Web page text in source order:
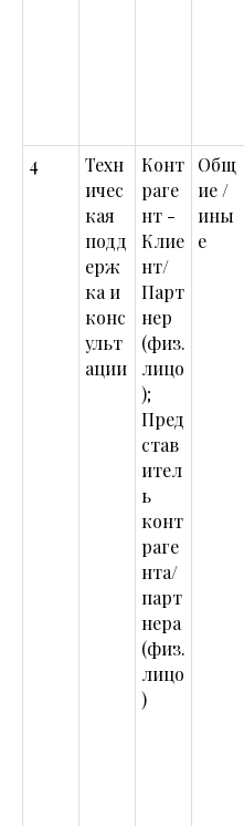
4
Техн
ичес
кая
подд
ерж
ка и
конс
ульт
ации
Конт
раге
нт -
Клие
нт/
Парт
нер
(физ.
лицо
);
Пред
став
ител
ь
конт
раге
нта/
парт
нера
(физ.
лицо
)
Общ
ие /
ины
е